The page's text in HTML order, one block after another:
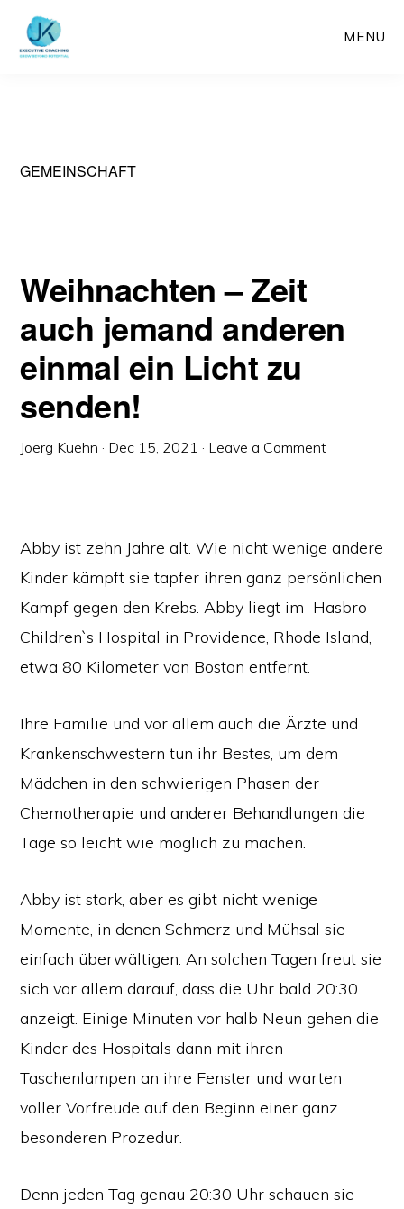
Skip
MENU
GEMEINSCHAFT
Weihnachten – Zeit
auch jemand anderen
einmal ein Licht zu
senden!
Joerg Kuehn · Dec 15, 2021 · Leave a Comment
Abby ist zehn Jahre alt. Wie nicht wenige andere
Kinder kämpft sie tapfer ihren ganz persönlichen
Kampf gegen den Krebs. Abby liegt im Hasbro
Children`s Hospital in Providence, Rhode Island,
etwa 80 Kilometer von Boston entfernt.
Ihre Familie und vor allem auch die Ärzte und
Krankenschwestern tun ihr Bestes, um dem
Mädchen in den schwierigen Phasen der
Chemotherapie und anderer Behandlungen die
Tage so leicht wie möglich zu machen.
Abby ist stark, aber es gibt nicht wenige
Momente, in denen Schmerz und Mühsal sie
einfach überwältigen. An solchen Tagen freut sie
sich vor allem darauf, dass die Uhr bald 20:30
anzeigt. Einige Minuten vor halb Neun gehen die
Kinder des Hospitals dann mit ihren
Taschenlampen an ihre Fenster und warten
voller Vorfreude auf den Beginn einer ganz
besonderen Prozedur.
Denn jeden Tag genau 20:30 Uhr schauen sie